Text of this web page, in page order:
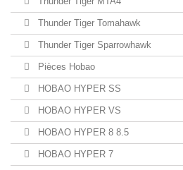
Thunder Tiger Tomahawk
Thunder Tiger Sparrowhawk
Pièces Hobao
HOBAO HYPER SS
HOBAO HYPER VS
HOBAO HYPER 8 8.5
HOBAO HYPER 7